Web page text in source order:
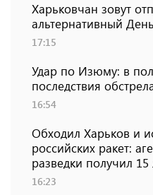
Харьковчан зовут
альтернативный
17:15
Удар по Изюму: в
последствия
16:54
Обходил Харьков и
российских ракет:
разведки получил 15
16:23